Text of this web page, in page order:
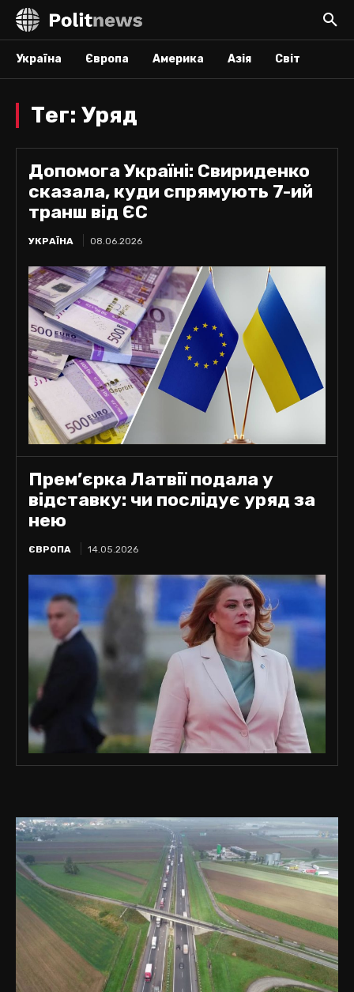
Україна Європа Америка Азія Світ
Тег: Уряд
Допомога Україні: Свириденко
сказала, куди спрямують 7-ий
транш від ЄС
УКРАЇНА 08.06.2026
Прем’єрка Латвії подала у
відставку: чи послідує уряд за
нею
ЄВРОПА 14.05.2026